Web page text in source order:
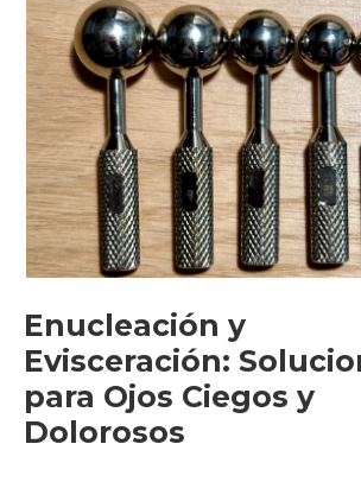
Enucleación y
Evisceración:
para Ojos Ciegos y
Dolorosos